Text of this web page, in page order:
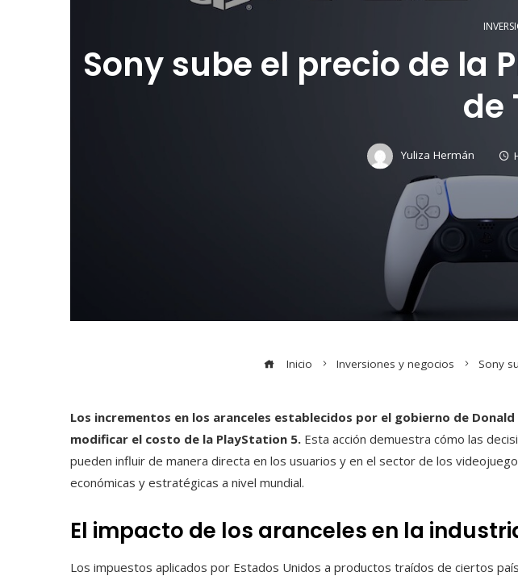
Sony sube el precio de la
de
Yuliza Hermán
Inicio Inversiones y negocios Sony
Los incrementos en los aranceles establecidos por el gobierno de
modificar el costo de la PlayStation 5. Esta acción demuestra cómo las
pueden influir de manera directa en los usuarios y en el sector de los
económicas y estratégicas a nivel mundial.
El impacto de los aranceles en la
Los impuestos aplicados por Estados Unidos a productos traídos de ciertos